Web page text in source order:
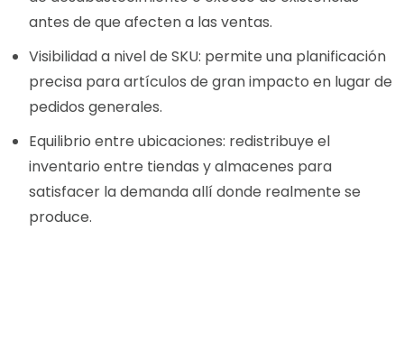
antes de que afecten a las ventas.
Visibilidad a nivel de SKU: permite una planificación
precisa para artículos de gran impacto en lugar de
pedidos generales.
Equilibrio entre ubicaciones: redistribuye el
inventario entre tiendas y almacenes para
satisfacer la demanda allí donde realmente se
produce.